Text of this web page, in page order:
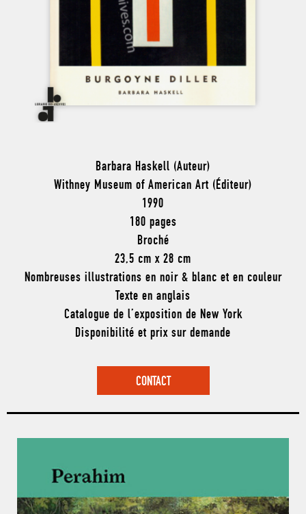
Barbara Haskell (Auteur)
Withney Museum of American Art (Éditeur)
1990
180 pages
Broché
23,5 cm x 28 cm
Nombreuses illustrations en noir & blanc et en couleur
Texte en anglais
Catalogue de l’exposition de New York
Disponibilité et prix sur demande
CONTACT